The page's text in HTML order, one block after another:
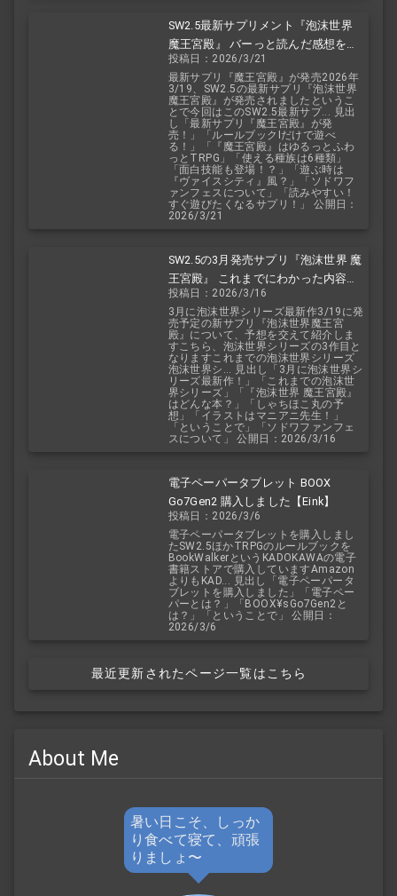
SW2.5最新サプリメント『泡沫世界
魔王宮殿』 バーっと読んだ感想を交
えて紹介します！！
投稿日：2026/3/21
最新サプリ『魔王宮殿』が発売2026年
3/19、SW2.5の最新サプリ『泡沫世界
魔王宮殿』が発売されましたというこ
とで今回はこのSW2.5最新サプ... 見出
し「最新サプリ『魔王宮殿』が発
売！」「ルールブックIだけで遊べ
る！」「『魔王宮殿』はゆるっとふわ
っとTRPG」「使える種族は6種類」
「面白技能も登場！？」「遊ぶ時は
『ヴァイスシティ』風？」「ソドワフ
ァンフェスについて」「読みやすい！
すぐ遊びたくなるサプリ！」 公開日：
2026/3/21
SW2.5の3月発売サプリ『泡沫世界 魔
王宮殿』 これまでにわかった内容を
予想を交えて紹介
投稿日：2026/3/16
3月に泡沫世界シリーズ最新作3/19に発
売予定の新サプリ『泡沫世界魔王宮
殿』について、予想を交えて紹介しま
すこちら、泡沫世界シリーズの3作目と
なりますこれまでの泡沫世界シリーズ
泡沫世界シ... 見出し「3月に泡沫世界シ
リーズ最新作！」「これまでの泡沫世
界シリーズ」「『泡沫世界 魔王宮殿』
はどんな本？」「しゃちほこ丸の予
想」「イラストはマニアニ先生！」
「ということで」「ソドワファンフェ
スについて」 公開日：2026/3/16
電子ペーパータブレット BOOX
Go7Gen2 購入しました【Eink】
投稿日：2026/3/6
電子ペーパータブレットを購入しまし
たSW2.5ほかTRPGのルールブックを
BookWalkerというKADOKAWAの電子
書籍ストアで購入していますAmazon
よりもKAD... 見出し「電子ペーパータ
ブレットを購入しました」「電子ペー
パーとは？」「BOOX¥sGo7Gen2と
は？」「ということで」 公開日：
2026/3/6
最近更新されたページ一覧はこちら
About Me
暑い日こそ、しっか
り食べて寝て、頑張
りましょ〜